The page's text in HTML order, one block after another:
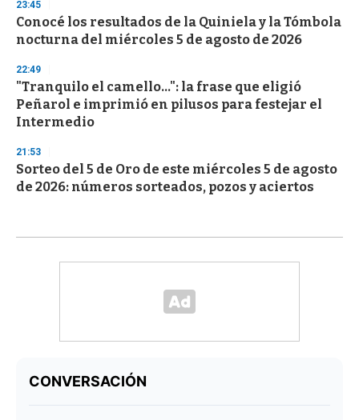
23:45
Conocé los resultados de la Quiniela y la Tómbola
nocturna del miércoles 5 de agosto de 2026
22:49
"Tranquilo el camello...": la frase que eligió
Peñarol e imprimió en pilusos para festejar el
Intermedio
21:53
Sorteo del 5 de Oro de este miércoles 5 de agosto
de 2026: números sorteados, pozos y aciertos